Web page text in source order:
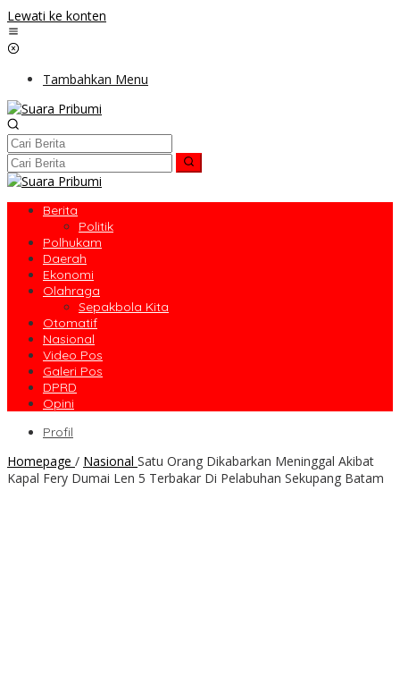
Lewati ke konten
Tambahkan Menu
Berita
Politik
Polhukam
Daerah
Ekonomi
Olahraga
Sepakbola Kita
Otomatif
Nasional
Video Pos
Galeri Pos
DPRD
Opini
Profil
Homepage / Nasional Satu Orang Dikabarkan Meninggal Akibat
Kapal Fery Dumai Len 5 Terbakar Di Pelabuhan Sekupang Batam